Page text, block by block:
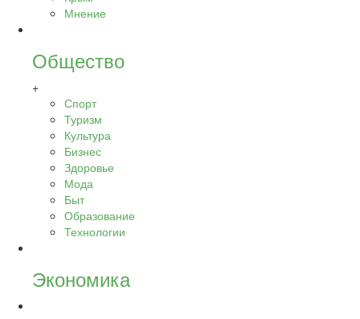
Мнение
Общество
+
Спорт
Туризм
Культура
Бизнес
Здоровье
Мода
Быт
Образование
Технологии
Экономика